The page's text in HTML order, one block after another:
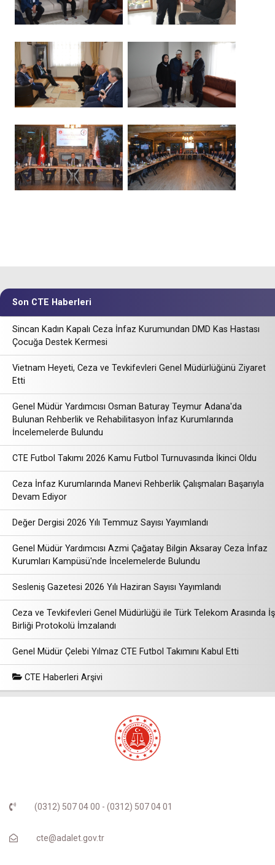
Son CTE Haberleri
Sincan Kadın Kapalı Ceza İnfaz Kurumundan DMD Kas Hastası
Çocuğa Destek Kermesi
Vietnam Heyeti, Ceza ve Tevkifevleri Genel Müdürlüğünü Ziyaret
Etti
Genel Müdür Yardımcısı Osman Baturay Teymur Adana'da
Bulunan Rehberlik ve Rehabilitasyon İnfaz Kurumlarında
İncelemelerde Bulundu
CTE Futbol Takımı 2026 Kamu Futbol Turnuvasında İkinci Oldu
Ceza İnfaz Kurumlarında Manevi Rehberlik Çalışmaları Başarıyla
Devam Ediyor
Değer Dergisi 2026 Yılı Temmuz Sayısı Yayımlandı
Genel Müdür Yardımcısı Azmi Çağatay Bilgin Aksaray Ceza İnfaz
Kurumları Kampüsü'nde İncelemelerde Bulundu
Sesleniş Gazetesi 2026 Yılı Haziran Sayısı Yayımlandı
Ceza ve Tevkifevleri Genel Müdürlüğü ile Türk Telekom Arasında İş
Birliği Protokolü İmzalandı
Genel Müdür Çelebi Yılmaz CTE Futbol Takımını Kabul Etti
CTE Haberleri Arşivi
(0312) 507 04 00 - (0312) 507 04 01
cte@adalet.gov.tr